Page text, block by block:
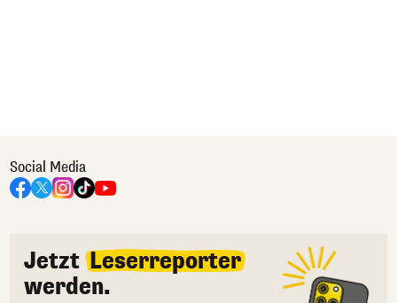
Social Media
Jetzt Leserreporter
werden.